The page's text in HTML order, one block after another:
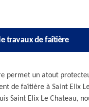
travaux de faîtière
permet un atout
de faîtière à Saint Elix
Saint Elix Le Chateau,